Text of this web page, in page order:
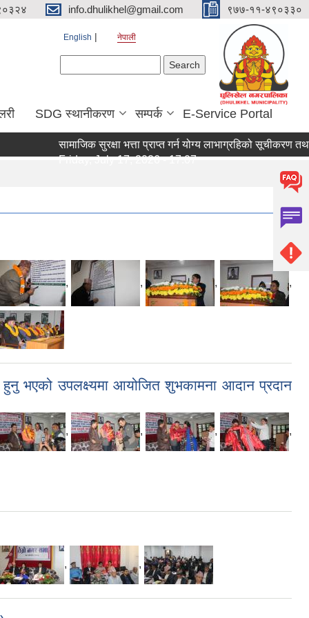
info.dhulikhel@gmail.com ९७७-११-४९०३३०
English नेपाली
SDG स्थानीकरण सम्पर्क E-Service Portal
सामाजिक सुरक्षा भत्ता प्राप्त गर्न योग्य लाभाग्रहिको सूचीकरण तथा
Friday, July 17, 2026 - 17:07
, , , ,
भएको उपलक्ष्यमा आयोजित शुभकामना आदान प्रदान
, , , ,
, ,